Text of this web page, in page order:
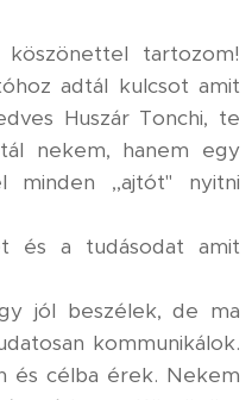
köszönettel tartozom!
adtál kulcsot amit
Huszár Tonchi, te
nekem, hanem egy
minden ,,ajtót" nyitni
és a tudásodat amit
jól beszélek, de ma
kommunikálok.
és célba érek. Nekem